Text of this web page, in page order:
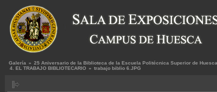
Galería » 25 Aniversario de la Biblioteca de la Escuela Politécnica Superior de Huesca
4. EL TRABAJO BIBLIOTECARIO » trabajo biblio 6.JPG